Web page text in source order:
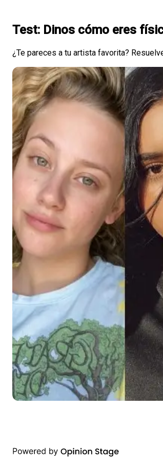
Test: Dinos cómo eres
¿Te pareces a tu artista favorita?